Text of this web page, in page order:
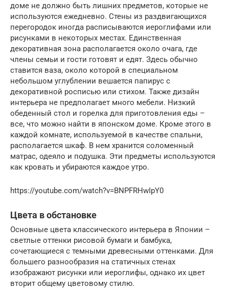
доме не должно быть лишних предметов, которые не
используются ежедневно. Стены из раздвигающихся
перегородок иногда расписываются иероглифами или
рисунками в некоторых местах. Единственная
декоративная зона располагается около очага, где
члены семьи и гости готовят и едят. Здесь обычно
ставится ваза, около которой в специальном
небольшом углублении вешается папирус с
декоративной росписью или стихом. Также дизайн
интерьера не предполагает много мебели. Низкий
обеденный стол и горелка для приготовления еды –
все, что можно найти в японском доме. Кроме этого в
каждой комнате, используемой в качестве спальни,
располагается шкаф. В нем хранится соломенный
матрас, одеяло и подушка. Эти предметы используются
как кровать и убираются каждое утро.
https://youtube.com/watch?v=BNPFRHwIpY0
Цвета в обстановке
Основные цвета классического интерьера в Японии –
светлые оттенки рисовой бумаги и бамбука,
сочетающиеся с темными древесными оттенками. Для
большего разнообразия на статичных стенах
изображают рисунки или иероглифы, однако их цвет
вторит общему цветовому стилю.